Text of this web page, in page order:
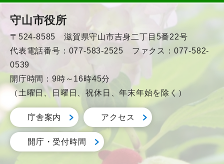
守山市役所
〒524-8585 滋賀県守山市吉身二丁目5番22号
代表電話番号：077-583-2525 ファクス：077-582-
0539
開庁時間：9時～16時45分
（土曜日、日曜日、祝休日、年末年始を除く）
庁舎案内 アクセス
開庁・受付時間